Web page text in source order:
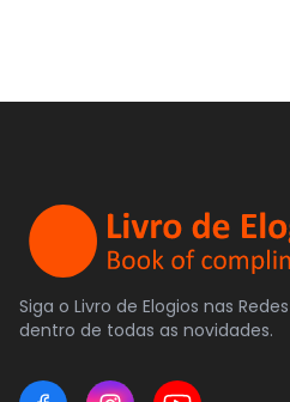
Siga o Livro de Elogios nas
dentro de todas as novidades.